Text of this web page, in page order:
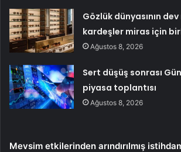
Gözlük dünyasının
kardeşler miras için
Ağustos 8, 2026
Sert düşüş sonrası
piyasa toplantısı
Ağustos 8, 2026
Mevsim etkilerinden arındırılmış